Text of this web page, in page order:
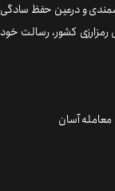
و درعین حفظ سادگی
کشور، رسالت خود
معامله آسان